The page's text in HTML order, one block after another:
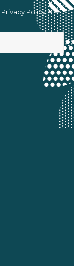
Privacy Policy